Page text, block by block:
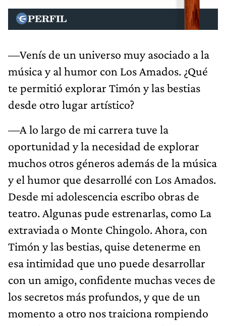
—Venís de un universo muy asociado a la
música y al humor con Los Amados. ¿Qué
te permitió explorar Timón y las bestias
desde otro lugar artístico?
—A lo largo de mi carrera tuve la
oportunidad y la necesidad de explorar
muchos otros géneros además de la música
y el humor que desarrollé con Los Amados.
Desde mi adolescencia escribo obras de
teatro. Algunas pude estrenarlas, como La
extraviada o Monte Chingolo. Ahora, con
Timón y las bestias, quise detenerme en
esa intimidad que uno puede desarrollar
con un amigo, confidente muchas veces de
los secretos más profundos, y que de un
momento a otro nos traiciona rompiendo